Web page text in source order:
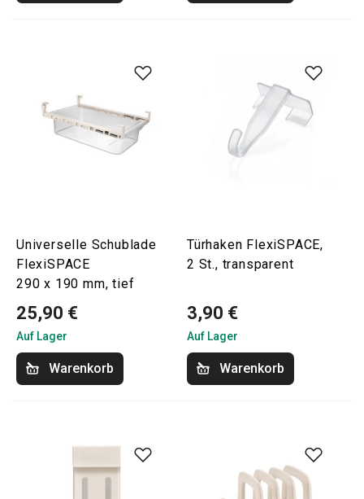
Universelle Schublade
FlexiSPACE
290 x 190 mm, tief
25,90 €
Auf Lager
Warenkorb
Türhaken FlexiSPACE,
2 St., transparent
3,90 €
Auf Lager
Warenkorb